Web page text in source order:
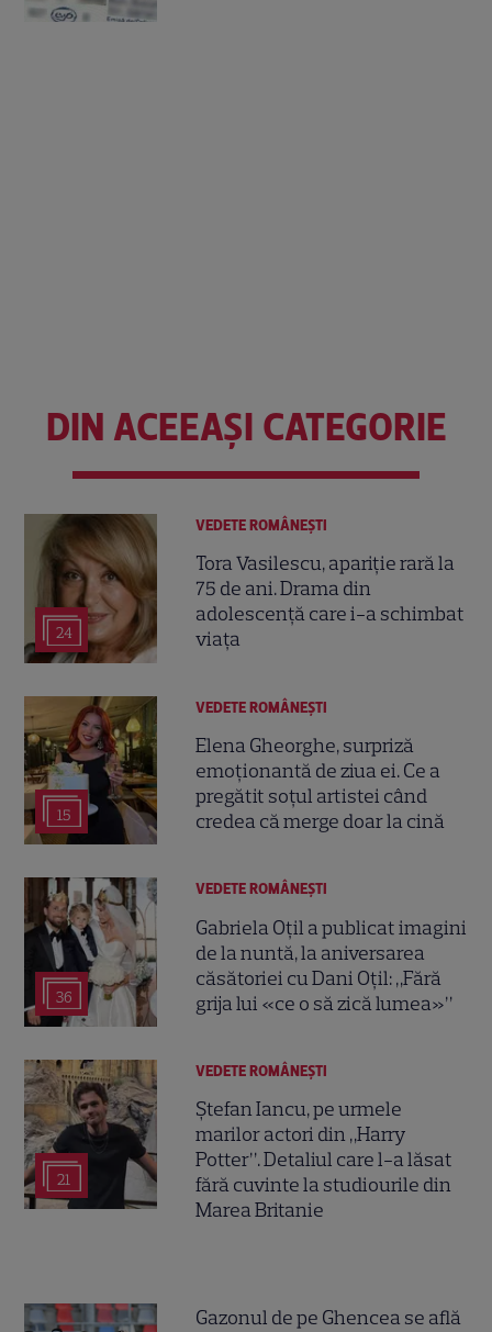
DIN ACEEAȘI CATEGORIE
24
VEDETE ROMÂNEŞTI
Tora Vasilescu, apariție rară la
75 de ani. Drama din
adolescență care i-a schimbat
viața
15
VEDETE ROMÂNEŞTI
Elena Gheorghe, surpriză
emoționantă de ziua ei. Ce a
pregătit soțul artistei când
credea că merge doar la cină
36
VEDETE ROMÂNEŞTI
Gabriela Oțil a publicat imagini
de la nuntă, la aniversarea
căsătoriei cu Dani Oțil: „Fără
grija lui «ce o să zică lumea»”
21
VEDETE ROMÂNEŞTI
Ștefan Iancu, pe urmele
marilor actori din „Harry
Potter”. Detaliul care l-a lăsat
fără cuvinte la studiourile din
Marea Britanie
Gazonul de pe Ghencea se află